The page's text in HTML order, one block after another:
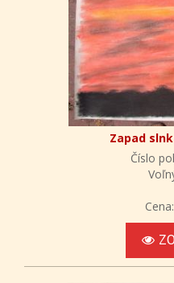
Zapad
Číslo
Cena: